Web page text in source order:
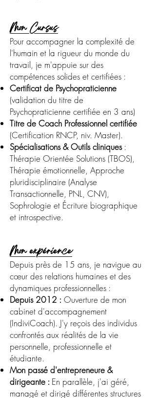
Mon Cursus
Pour accompagner la complexité de
l'humain et la rigueur du monde du
travail, je m'appuie sur des
compétences solides et certifiées :
Certificat de Psychopraticienne
(validation du titre de
Psychopraticienne certifiée en 3 ans)
Titre de Coach Professionnel certifiée
(Certification RNCP, niv. Master).
Spécialisations & Outils cliniques:
Thérapie Orientée Solutions (TBOS),
Thérapie émotionnelle, Approche
pluridisciplinaire (Analyse
Transactionnelle, PNL, CNV),
Sophrologie et Écriture biographique
et introspective.
Mon expérience
Depuis près de 15 ans, je navigue au
cœur des relations humaines et des
dynamiques professionnelles :
Depuis 2012 : Ouverture de mon
cabinet d'accompagnement
(IndiviCoach). J'y reçois des individus
confrontés aux réalités de la vie
personnelle, professionnelle et
étudiante.
Mon passé d'entrepreneure &
dirigeante : En parallèle, j'ai géré,
managé et dirigé différentes structures